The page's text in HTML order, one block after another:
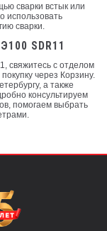
сварки встык или
использовать
сварки.
SDR11
свяжитесь с отделом
через Корзину.
а также
консультируем
помогаем выбрать